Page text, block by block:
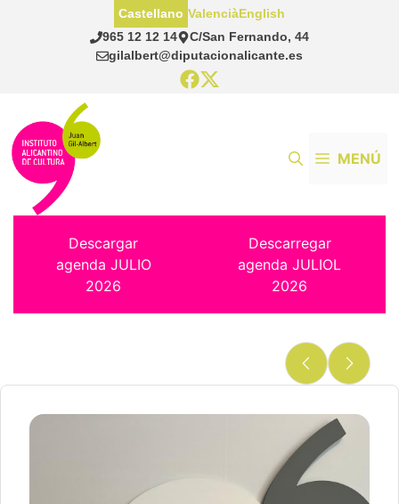
965 12 12 14
C/San Fernando, 44
gilalbert@diputacionalicante.es
Castellano ValenciàEnglish
MENÚ
Descargar
agenda JULIO
2026
Descarregar
agenda JULIOL
2026